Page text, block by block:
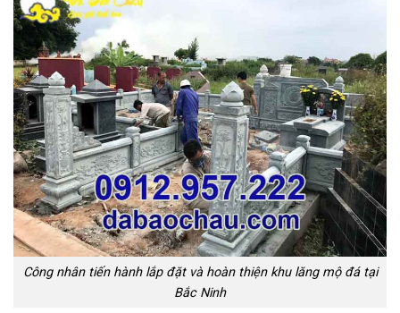
Công nhân tiến hành lắp đặt và hoàn thiện khu lăng mộ đá tại
Bắc Ninh